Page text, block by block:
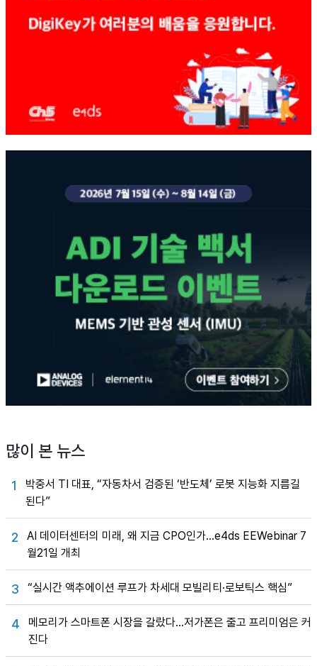
많이 본 뉴스
1
박중서 TI 대표, “자동차서 검증된 ‘반도체’ 로봇 지능화 지름길
된다”
2
AI 데이터센터의 미래, 왜 지금 CPO인가…e4ds EEWebinar 7
월21일 개최
3 “실시간 액추에이션 루프가 차세대 모빌리티·로보틱스 핵심”
4
메모리가 스마트폰 시장을 갈랐다…저가폰은 줄고 프리미엄은 커
진다